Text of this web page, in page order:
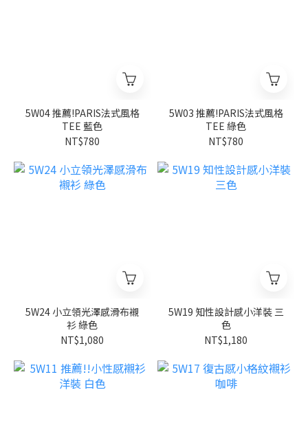
5W04 推薦!PARIS法式風格
TEE 藍色
NT$780
5W03 推薦!PARIS法式風格
TEE 綠色
NT$780
5W24 小立領光澤感滑布襯
衫 綠色
NT$1,080
5W19 知性設計感小洋裝 三
色
NT$1,180